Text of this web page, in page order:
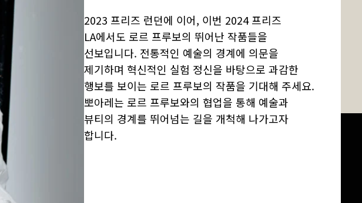
2023 프리즈 런던에 이어, 이번 2024 프리즈
LA에서도 로르 프루보의 뛰어난 작품들을
선보입니다. 전통적인 예술의 경계에 의문을
제기하며 혁신적인 실험 정신을 바탕으로 과감한
행보를 보이는 로르 프루보의 작품을 기대해 주세요.
뽀아레는 로르 프루보와의 협업을 통해 예술과
뷰티의 경계를 뛰어넘는 길을 개척해 나가고자
합니다.